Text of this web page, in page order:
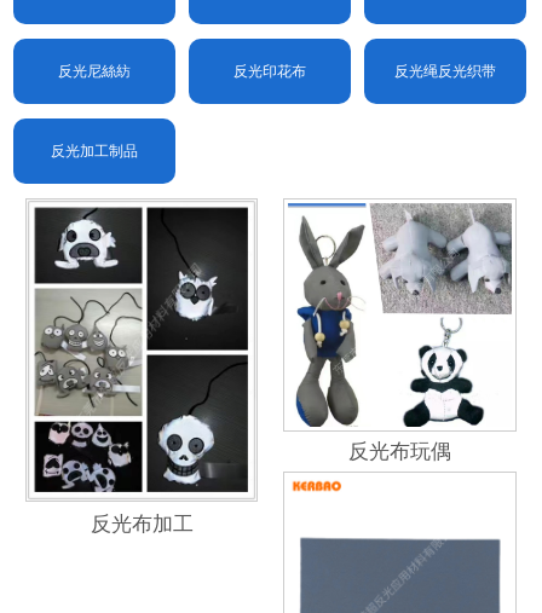
反光尼絲紡 反光印花布 反光绳反光织带
反光加工制品
反光布加工
反光布玩偶